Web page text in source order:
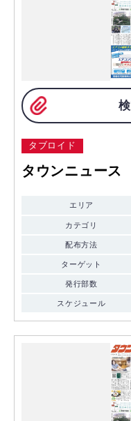
タブロイド
タウンニュー
エリア
カテゴリ
配布方法
ターゲット
発行部数
スケジュール